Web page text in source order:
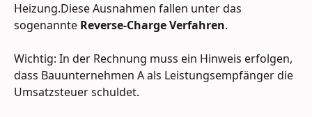
Heizung.Diese Ausnahmen fallen unter das
sogenannte Reverse-Charge Verfahren.
Wichtig: In der Rechnung muss ein Hinweis erfolgen,
dass Bauunternehmen A als Leistungsempfänger die
Umsatzsteuer schuldet.